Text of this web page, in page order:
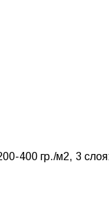
400 гр./м2, 3